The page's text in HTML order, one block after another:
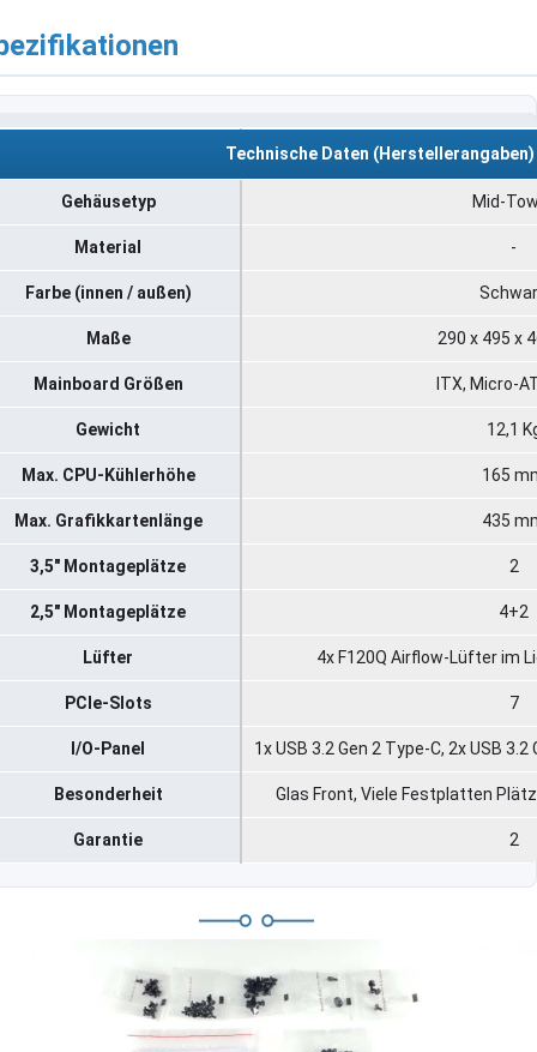
Technische Daten (Herstellerangaben)
Gehäusetyp Mid-
Material -
Farbe (innen / außen)
Maße 290 x 495 x
Mainboard Größen ITX, Micro-
Gewicht 12,1
Max. CPU-Kühlerhöhe 165
Max. Grafikkartenlänge 435
3,5" Montageplätze 2
2,5" Montageplätze 4+2
Lüfter 4x F120Q Airflow-Lüfter im
PCIe-Slots 7
I/O-Panel 1x USB 3.2 Gen 2 Type-C, 2x USB
Besonderheit Glas Front, Viele Festplatten
Garantie 2